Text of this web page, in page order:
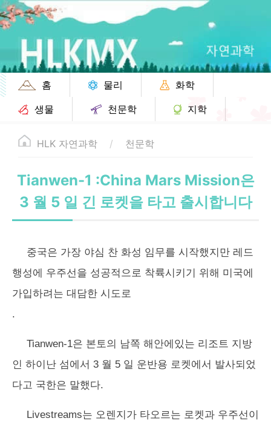
홈 물리
화학
생물
천문학 지학
HLK 자연과학 천문학
Tianwen-1 :China Mars Mission은
3 월 5 일 긴 로켓을 타고 출시합니다
중국은 가장 야심 찬 화성 임무를 시작했지만 레드
행성에 우주선을 성공적으로 착륙시키기 위해 미국에
가입하려는 대담한 시도로
.
Tianwen-1은 본토의 남쪽 해안에있는 리조트 지방
인 하이난 섬에서 3 월 5 일 운반용 로켓에서 발사되었
다고 국한은 말했다.
Livestreams는 오렌지가 타오르는 로켓과 우주선이